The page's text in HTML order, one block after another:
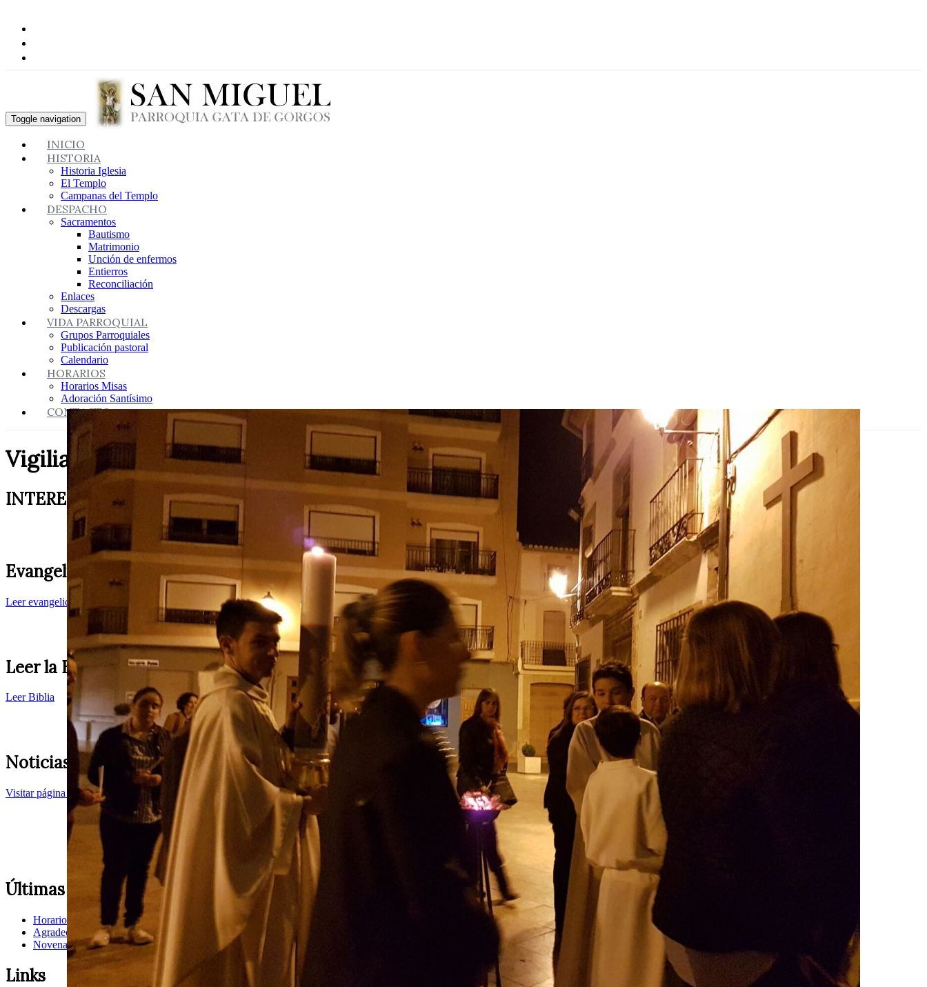
Toggle navigation
INICIO
HISTORIA
Historia Iglesia
El Templo
Campanas del Templo
DESPACHO
Sacramentos
Bautismo
Matrimonio
Unción de enfermos
Entierros
Reconciliación
Enlaces
Descargas
VIDA PARROQUIAL
Grupos Parroquiales
Publicación pastoral
Calendario
HORARIOS
Horarios Misas
Adoración Santísimo
CONTACTO
Vigilia Pascual
INTERESANTE
Evangelio del día
Leer evangelio
Leer la Bilblia
Leer Biblia
Noticias de la Iglesia Diocesana
Visitar página web
Últimas noticias
Horarios Misas 02 Agosto, 2026
Agradecimiento Caritas Parroquial 16 Julio, 2026
Novena al Santísimo Cristo
Links